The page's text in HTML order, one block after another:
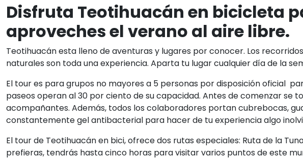
Disfruta Teotihuacán en bicicleta
aproveches el verano al aire libre.
Teotihuacán esta lleno de aventuras y lugares por conocer. Los
naturales son toda una experiencia. Aparta tu lugar cualquier día de la
El tour es para grupos no mayores a 5 personas por disposición oficial
paseos operan al 30 por ciento de su capacidad. Antes de comenzar se
acompañantes. Además, todos los colaboradores portan cubrebocas,
constantemente gel antibacterial para hacer de tu experiencia algo
El tour de Teotihuacán en bici, ofrece dos rutas especiales: Ruta de la
prefieras, tendrás hasta cinco horas para visitar varios puntos de este